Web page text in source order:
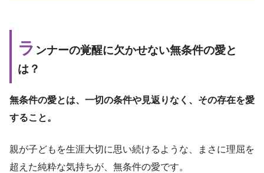
ラ ンナーの覚醒に欠かせない無条件の愛と
は？
無条件の愛とは、一切の条件や見返りなく、その存在を愛
すること。
親が子どもを生涯大切に思い続けるような、まさに理屈を
超えた純粋な気持ちが、無条件の愛です。